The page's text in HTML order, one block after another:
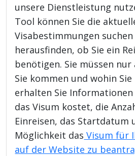
unsere Dienstleistung
Tool können Sie die
Visabestimmungen
herausfinden, ob Sie ein
benötigen. Sie müssen
Sie kommen und wohin
erhalten Sie
das Visum kostet, die
Einreisen, das Startdatum
Möglichkeit das Visum für
auf der Website zu